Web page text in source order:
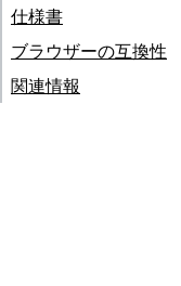
仕様書
ブラウザーの互換性
関連情報